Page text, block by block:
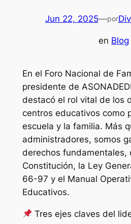
Jun 22, 2025—por
en Blog
En el Foro Nacional de
presidente de
destacó el rol vital de los
centros educativos como
escuela y la familia. Más
administradores, somos
derechos fundamentales,
Constitución, la Ley
66-97 y el Manual
Educativos.
Tres ejes claves del